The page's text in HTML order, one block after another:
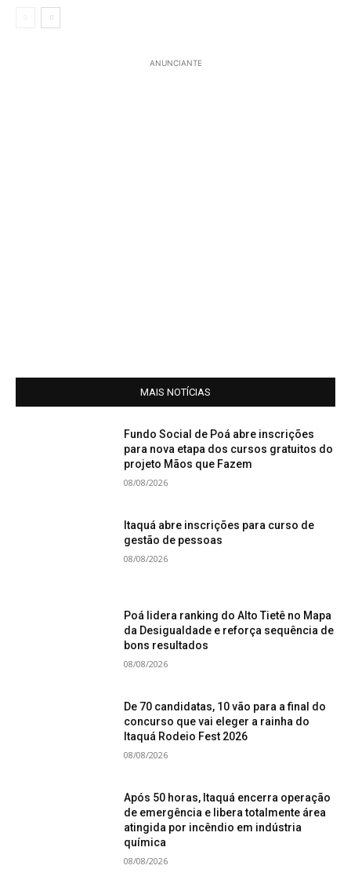
ANUNCIANTE
MAIS NOTÍCIAS
Fundo Social de Poá abre inscrições
para nova etapa dos cursos gratuitos do
projeto Mãos que Fazem
08/08/2026
Itaquá abre inscrições para curso de
gestão de pessoas
08/08/2026
Poá lidera ranking do Alto Tietê no Mapa
da Desigualdade e reforça sequência de
bons resultados
08/08/2026
De 70 candidatas, 10 vão para a final do
concurso que vai eleger a rainha do
Itaquá Rodeio Fest 2026
08/08/2026
Após 50 horas, Itaquá encerra operação
de emergência e libera totalmente área
atingida por incêndio em indústria
química
08/08/2026